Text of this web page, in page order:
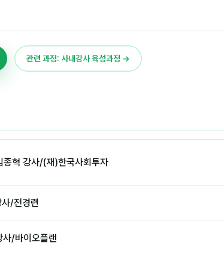
관련 과정: 사내강사 육성과정 →
종혁 강사/(재)한국사회투자
/전경련
사/바이오플랜